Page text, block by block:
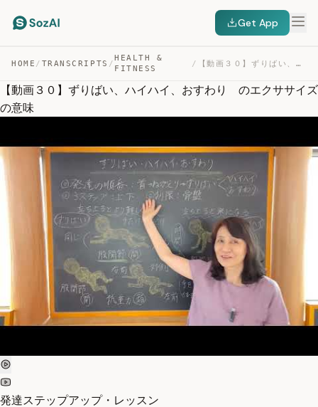
Get App
HOME / TRANSCRIPTS /
HEALTH &
FITNESS
/ 【動画３０】ずりばい、ハイハイ、おすわり のエクササイズの意味 — TRANSCRIPT
【動画３０】ずりばい、ハイハイ、おすわり のエクササイズ
の意味
発達ステップアップ・レッスン